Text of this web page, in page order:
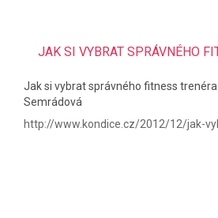
JAK SI VYBRAT SPRÁVNÉHO
Jak si vybrat správného fitness
Semrádová